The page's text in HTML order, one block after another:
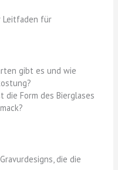
Leitfaden für
gibt es und wie
die Form des Bierglases
die die